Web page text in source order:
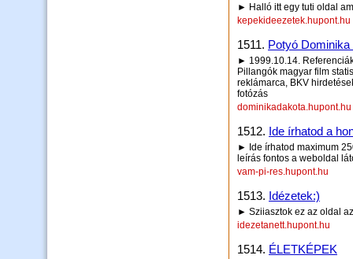
► Halló itt egy tuti oldal
kepekideezetek.hupont.hu
1511. Potyó Dominika
► 1999.10.14.
Pillangók magyar film
reklámarca, BKV
fotózás
dominikadakota.hupont.hu
1512. Ide írhatod a
► Ide írhatod maximum
leírás fontos a weboldal
vam-pi-res.hupont.hu
1513. Idézetek:)
► Sziiasztok ez az oldal
idezetanett.hupont.hu
1514. ÉLETKÉPEK